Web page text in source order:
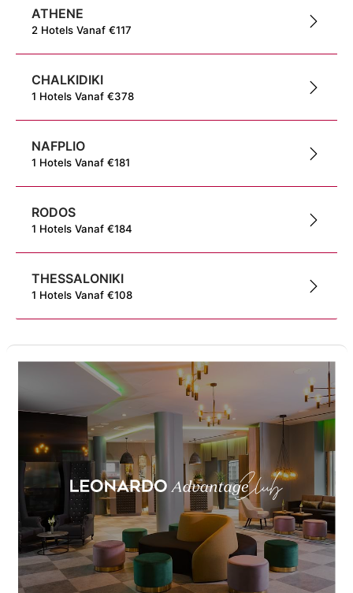
ATHENE
2 Hotels Vanaf €117
CHALKIDIKI
1 Hotels Vanaf €378
NAFPLIO
1 Hotels Vanaf €181
RODOS
1 Hotels Vanaf €184
THESSALONIKI
1 Hotels Vanaf €108